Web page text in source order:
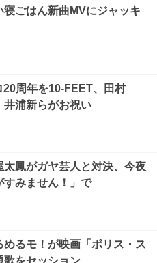
寝ごはん新曲MVにジャッキ
20周年を10-FEET、田村
井浦新らがお祝い
太鳳がガヤ芸人と対決、今夜
すみません！」で
めるモ！が映画「ポリス・ス
歌をセッション